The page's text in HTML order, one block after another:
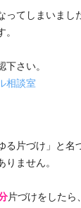
ってしまいまし
さい。
相談室
る片づけ」と名
りません。
片づけをしたら